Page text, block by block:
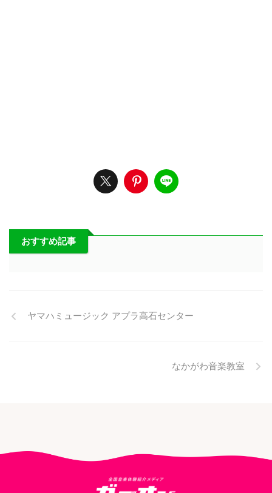
おすすめ記事
ヤマハミュージック アプラ高石センター
なかがわ音楽教室